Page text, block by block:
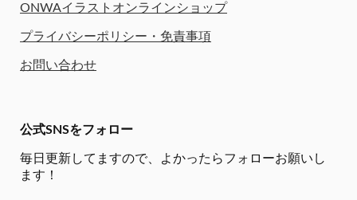
ONWAイラストオンラインショップ
プライバシーポリシー・免責事項
お問い合わせ
公式SNSをフォロー
毎日更新してますので、
よかったらフォローお願いし
ます！